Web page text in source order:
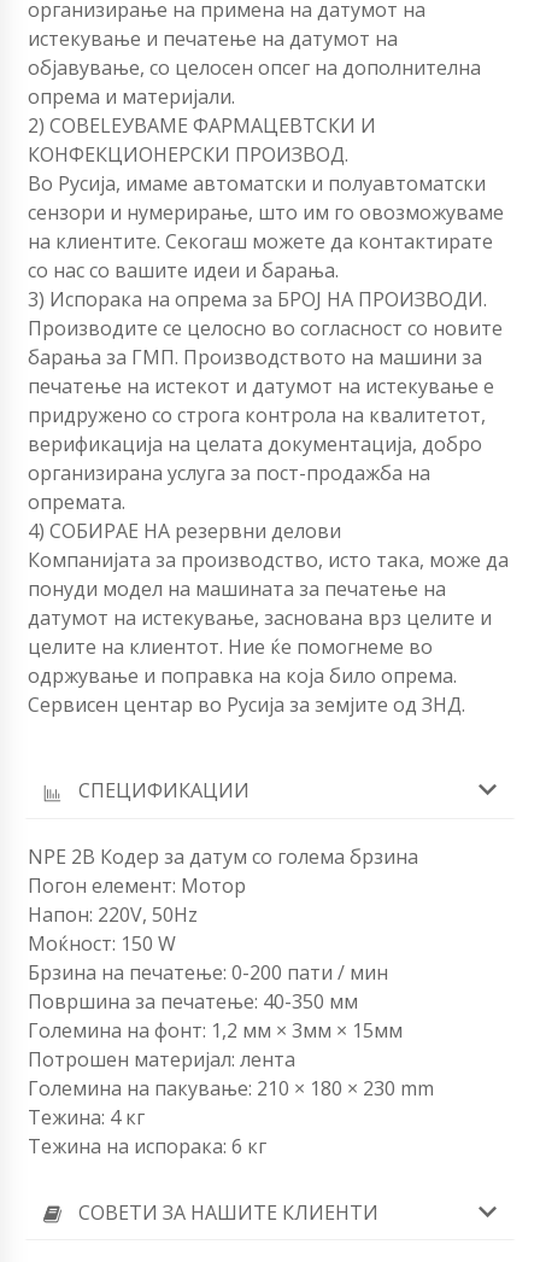
организирање на примена на датумот на
истекување и печатење на датумот на
објавување, со целосен опсег на дополнителна
опрема и материјали.
2) СОВЕLEУВАМЕ ФАРМАЦЕВТСКИ И
КОНФЕКЦИОНЕРСКИ ПРОИЗВОД.
Во Русија, имаме автоматски и полуавтоматски
сензори и нумерирање, што им го овозможуваме
на клиентите. Секогаш можете да контактирате
со нас со вашите идеи и барања.
3) Испорака на опрема за БРОЈ НА ПРОИЗВОДИ.
Производите се целосно во согласност со новите
барања за ГМП. Производството на машини за
печатење на истекот и датумот на истекување е
придружено со строга контрола на квалитетот,
верификација на целата документација, добро
организирана услуга за пост-продажба на
опремата.
4) СОБИРАЕ НА резервни делови
Компанијата за производство, исто така, може да
понуди модел на машината за печатење на
датумот на истекување, заснована врз целите и
целите на клиентот. Ние ќе помогнеме во
одржување и поправка на која било опрема.
Сервисен центар во Русија за земјите од ЗНД.
СПЕЦИФИКАЦИИ
NPE 2B Кодер за датум со голема брзина
Погон елемент: Мотор
Напон: 220V, 50Hz
Моќност: 150 W
Брзина на печатење: 0-200 пати / мин
Површина за печатење: 40-350 мм
Големина на фонт: 1,2 мм × 3мм × 15мм
Потрошен материјал: лента
Големина на пакување: 210 × 180 × 230 mm
Тежина: 4 кг
Тежина на испорака: 6 кг
СОВЕТИ ЗА НАШИТЕ КЛИЕНТИ